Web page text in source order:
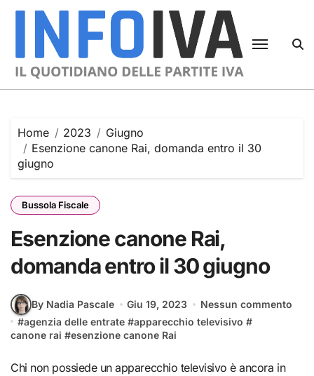
Skip
Home 2023
Giugno
Esenzione canone Rai, domanda entro il 30
giugno
Bussola Fiscale
Esenzione canone Rai,
domanda entro il 30 giugno
By Nadia Pascale Giu 19, 2023
Nessun commento
#agenzia delle entrate #apparecchio televisivo #
canone rai #esenzione canone Rai
Chi non possiede un apparecchio televisivo è ancora in